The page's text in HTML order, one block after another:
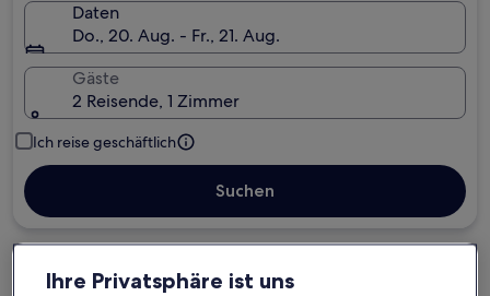
Daten
Do., 20. Aug. - Fr., 21. Aug.
Gäste
2 Reisende, 1 Zimmer
Ich reise geschäftlich
Suchen
Kostenlose Stornierung bei
Ihre Privatsphäre ist uns